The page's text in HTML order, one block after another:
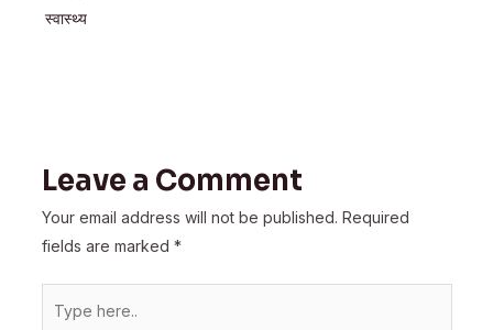
स्वास्थ्य
Leave a Comment
Your email address will not be published. Required
fields are marked *
here..